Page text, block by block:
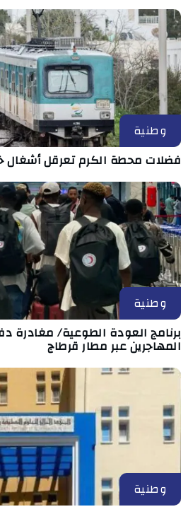
وطنية
فضلات محطة الكرم تعرقل
وطنية
برنامج العودة الطوعية/ مغادرة
المهاجرين عبر مطار قرطاج
وطنية